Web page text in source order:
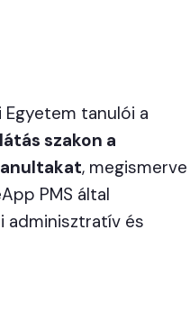
tanulói a
szakon a
, megismerve
PMS által
adminisztratív és